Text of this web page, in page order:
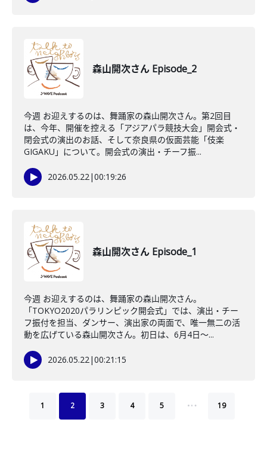
森山開次さん Episode_2
今週 お迎えするのは、舞踊家の森山開次さん。第2回目
は、今年、開催を控える「アジアパラ競技大会」開会式・
閉会式の演出のお話、そして奈良県の仮面芸能「伎楽
GIGAKU」について。開会式の演出・チーフ振...
2026.05.22|00:19:26
森山開次さん Episode_1
今週 お迎えするのは、舞踊家の森山開次さん。
「TOKYO2020パラリンピック開会式」では、演出・チー
フ振付を担当、ダンサー、演出家の両面で、唯一無二の活
動を広げている森山開次さん。初日は、6月4日～...
2026.05.22|00:21:15
1 2 3 4 5 … 19